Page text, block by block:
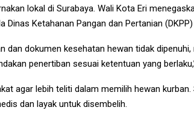
lokal di Surabaya. Wali Kota Eri
Ketahanan Pangan dan Pertanian
dan dokumen kesehatan hewan tidak dipenuhi,
penertiban sesuai ketentuan yang
agar lebih teliti dalam memilih hewan
dan layak untuk disembelih.